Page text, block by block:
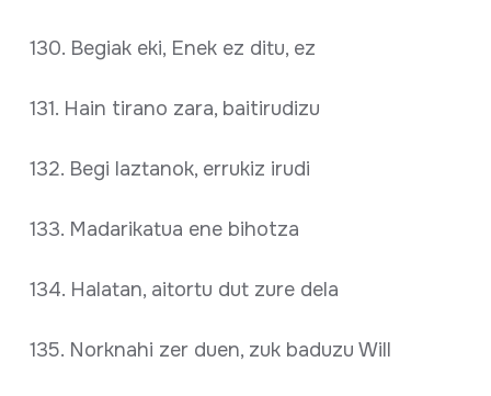
130. Begiak eki, Enek ez ditu, ez
131. Hain tirano zara, baitirudizu
132. Begi laztanok, errukiz irudi
133. Madarikatua ene bihotza
134. Halatan, aitortu dut zure dela
135. Norknahi zer duen, zuk baduzu Will